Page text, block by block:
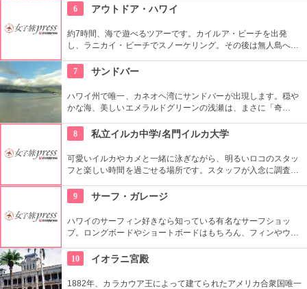
ヌイグルミやTシャツなどオリジナルグッズも人気です。
6 アウトドア・ハワイ
約7時間、海で遊べるツアーです。カイルア・ビーチを出発
し、ラニカイ・ビーチでスノーケリング。その後は無人島へゴ
きます。日本語スタッフもいますし、送迎やランチもついてい
ます。
7 サンドバー
ハワイ州で唯一、カネオヘ湾にサンドバーが出現します。穏や
かな海、美しいエメラルドグリーンの浅瀬は、まさに「奇
ーが組まれているので、ぜひ利用してみて。
8 私立イルカ中学/名門イルカ大学
可愛いイルカやカメと一緒に泳ぎながら、明るいロコのスタッ
フと楽しい時間を過ごせる場所です。スタッフが入念に調査す
やフラなどの“授業”もあります。“卒業”時の達成感は一緒の思い
出になりそうですね。
9 サーフ・ガレージ
ハワイのサーフィン好きなら知っている有名なサーフショッ
プ。ロングボードやショートボードはもちろん、フィンやウェ
や保管も行っています。
10 イオラニ宮殿
1882年、カラカウア王によって建てられたアメリカ合衆国唯一